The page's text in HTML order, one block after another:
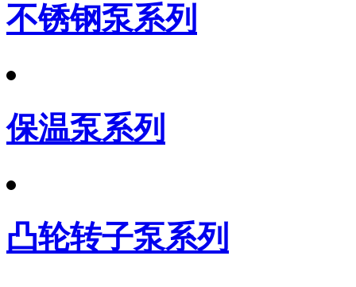
不锈钢泵系列
保温泵系列
凸轮转子泵系列